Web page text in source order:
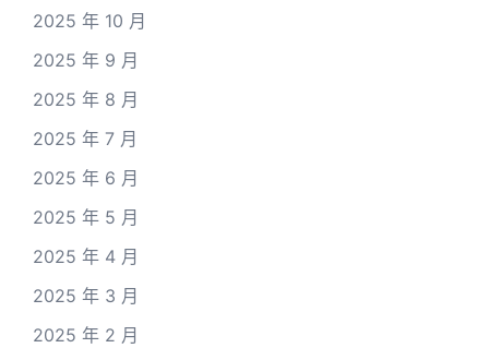
2025 年 10 月
2025 年 9 月
2025 年 8 月
2025 年 7 月
2025 年 6 月
2025 年 5 月
2025 年 4 月
2025 年 3 月
2025 年 2 月